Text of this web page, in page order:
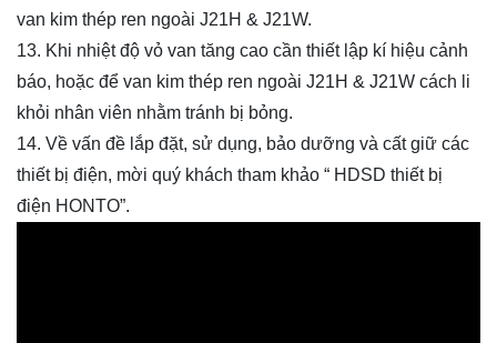
van kim thép ren ngoài J21H & J21W.
13. Khi nhiệt độ vỏ van tăng cao cần thiết lập kí hiệu cảnh
báo, hoặc để van kim thép ren ngoài J21H & J21W cách li
khỏi nhân viên nhằm tránh bị bỏng.
14. Về vấn đề lắp đặt, sử dụng, bảo dưỡng và cất giữ các
thiết bị điện, mời quý khách tham khảo “ HDSD thiết bị
điện HONTO”.